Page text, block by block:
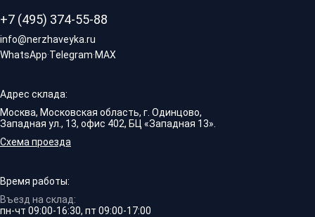
+7 (495) 374-55-88
info@nerzhaveyka.ru
WhatsApp·Telegram·MAX
Адрес склада:
Москва, Московская область, г. Одинцово,
Западная ул., 13, офис 402, БЦ «Западная 13».
Схема проезда
Время работы:
Въезд на склад:
пн-чт 09:00-16:30, пт 09:00-17:00